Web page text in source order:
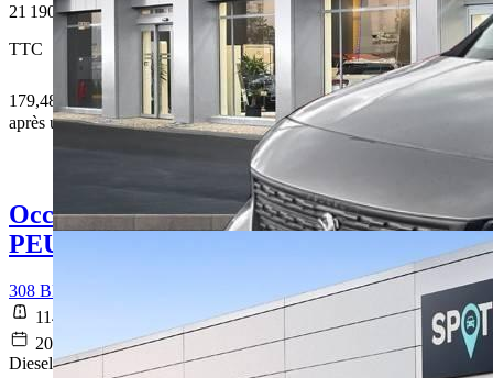
21 190 €
TTC
179,48 € /Mois
après un premier loyer de 6 357 €
Occasion
PEUGEOT 308
308 BlueHDi 100ch S&S BVM6 Active Business
114 537 km
2020-11-26
Diesel